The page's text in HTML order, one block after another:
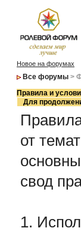
Новое на форумах
Все форумы >
Правила и
Для
от
свод
1.